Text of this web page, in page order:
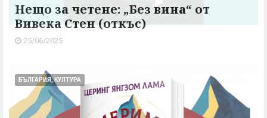
Нещо за четене: „Без вина“ от
Вивека Стен (откъс)
25/06/2025
БЪЛГАРИЯ, КУЛТУРА